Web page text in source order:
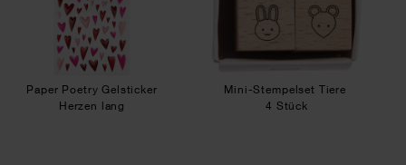
Paper Poetry Gelsticker
Herzen lang
Mini-Stempelset Tiere
4 Stück